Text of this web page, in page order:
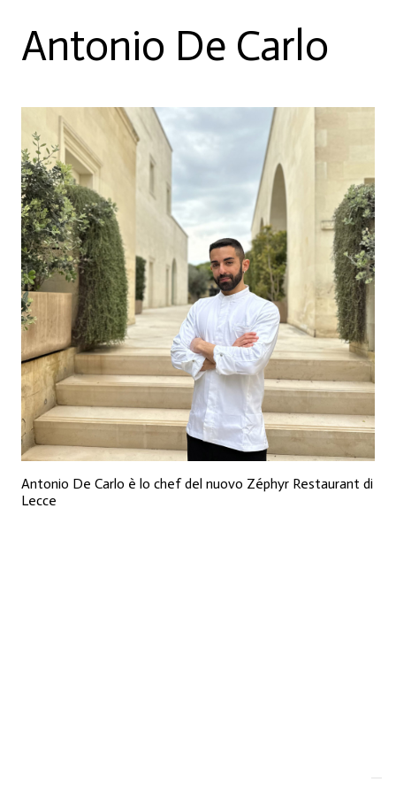
Antonio De Carlo
Antonio De Carlo è lo chef del nuovo Zéphyr Restaurant di
Lecce